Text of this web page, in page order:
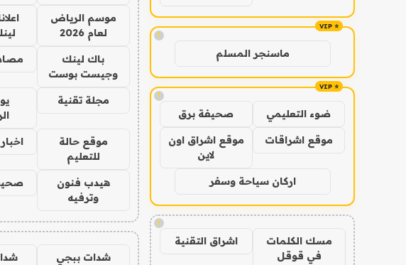
!
ماسنجر المسلم
!
ضوء التعليمي صحيفة برق
موقع اشراقات
موقع اشراق اون
لاين
اركان سياحة وسفر
!
مسك الكلمات
في قوقل
اشراق التقنية
موسم الرياض
لعام 2026
لينك
باك لينك
وجيست بوست
مجلة تقنية
موقع حالة
للتعليم
اخبار 24 ساعة
هيدب فنون
وترفيه
شدات ببجي